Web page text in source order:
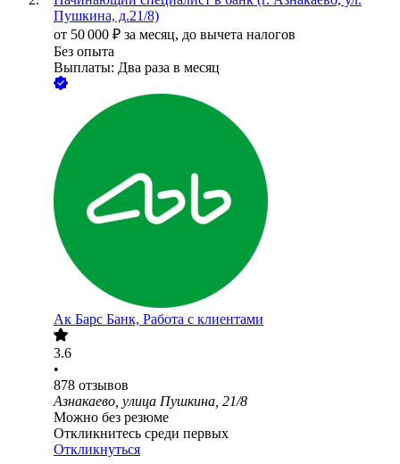
Пушкина, д.21/8)
от 50 000 ₽ за месяц, до вычета налогов
Без опыта
Выплаты: Два раза в месяц
Ак Барс Банк, Работа с клиентами
3.6
•
878 отзывов
Азнакаево, улица Пушкина, 21/8
Можно без резюме
Откликнитесь среди первых
Откликнуться